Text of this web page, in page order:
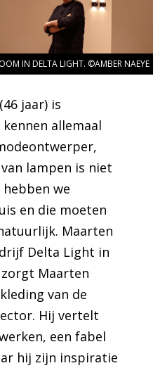
IN DELTA LIGHT. ©AMBER NAEYE
jaar) is
allemaal
lampen is niet
we
en die moeten
Maarten
Delta Light in
Maarten
van de
Hij vertelt
een fabel
hij zijn inspiratie